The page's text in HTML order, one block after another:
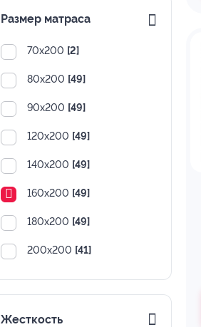
Размер матраса
70х200 [2]
80х200 [49]
90х200 [49]
120х200 [49]
140х200 [49]
160х200 [49]
180х200 [49]
200х200 [41]
Жесткость